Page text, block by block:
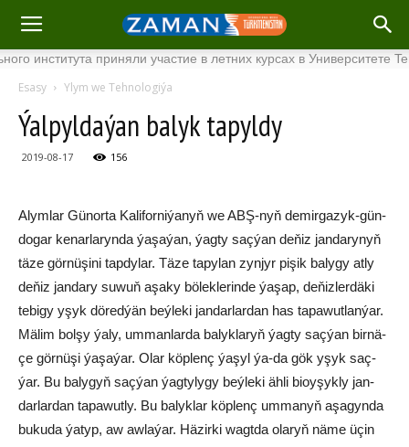
приняли участие в летних курсах в Университете
Esasy Ylym we Tehnologiýa
Ýal­pyl­da­ýan ba­lyk ta­pyl­dy
2019-08-17 156
Alym­lar Gü­nor­ta Ka­li­for­ni­ýa­nyň we ABŞ-nyň de­mir­ga­zyk-gün­
do­gar ke­nar­la­ryn­da ýa­şa­ýan, ýag­ty saç­ýan de­ňiz jan­da­ry­nyň
tä­ze gör­nü­şi­ni tap­dy­lar. Tä­ze ta­py­lan zyn­jyr pi­şik ba­ly­gy at­ly
de­ňiz jan­da­ry su­wuň aşa­ky bö­lek­le­rin­de ýa­şap, de­ňiz­ler­dä­ki
te­bi­gy yşyk dö­red­ýän beý­le­ki jan­dar­lar­dan has ta­pa­wut­lan­ýar.
Mä­lim bol­şy ýa­ly, um­man­lar­da ba­lyk­la­ryň ýag­ty saç­ýan bir­nä­
çe gör­nü­şi ýa­şa­ýar. Olar köp­lenç ýa­şyl ýa-da gök yşyk saç­
ýar. Bu ba­ly­gyň saç­ýan ýag­ty­ly­gy beý­le­ki äh­li bioy­şyk­ly jan­
dar­lar­dan ta­pa­wut­ly. Bu ba­lyk­lar köp­lenç um­ma­nyň aşa­gyn­da
bu­ku­da ýa­typ, aw aw­la­ýar. Hä­zir­ki wagt­da ola­ryň nä­me üçin